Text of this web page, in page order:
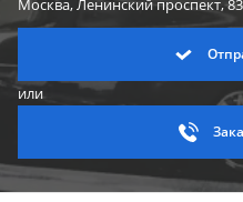
Москва, Ленинскийпроспект,
или